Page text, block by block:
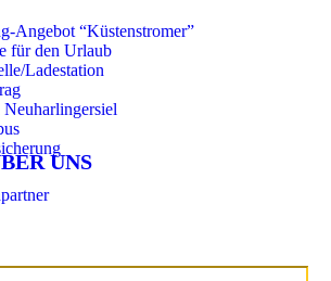
Angebot “Küstenstromer”
für den Urlaub
Ladestation
Neuharlingersiel
UNS